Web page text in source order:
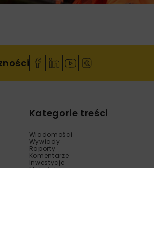
Kategorie treści
Wiadomości
Wywiady
Raporty
Komentarze
Inwestycje
Materiały